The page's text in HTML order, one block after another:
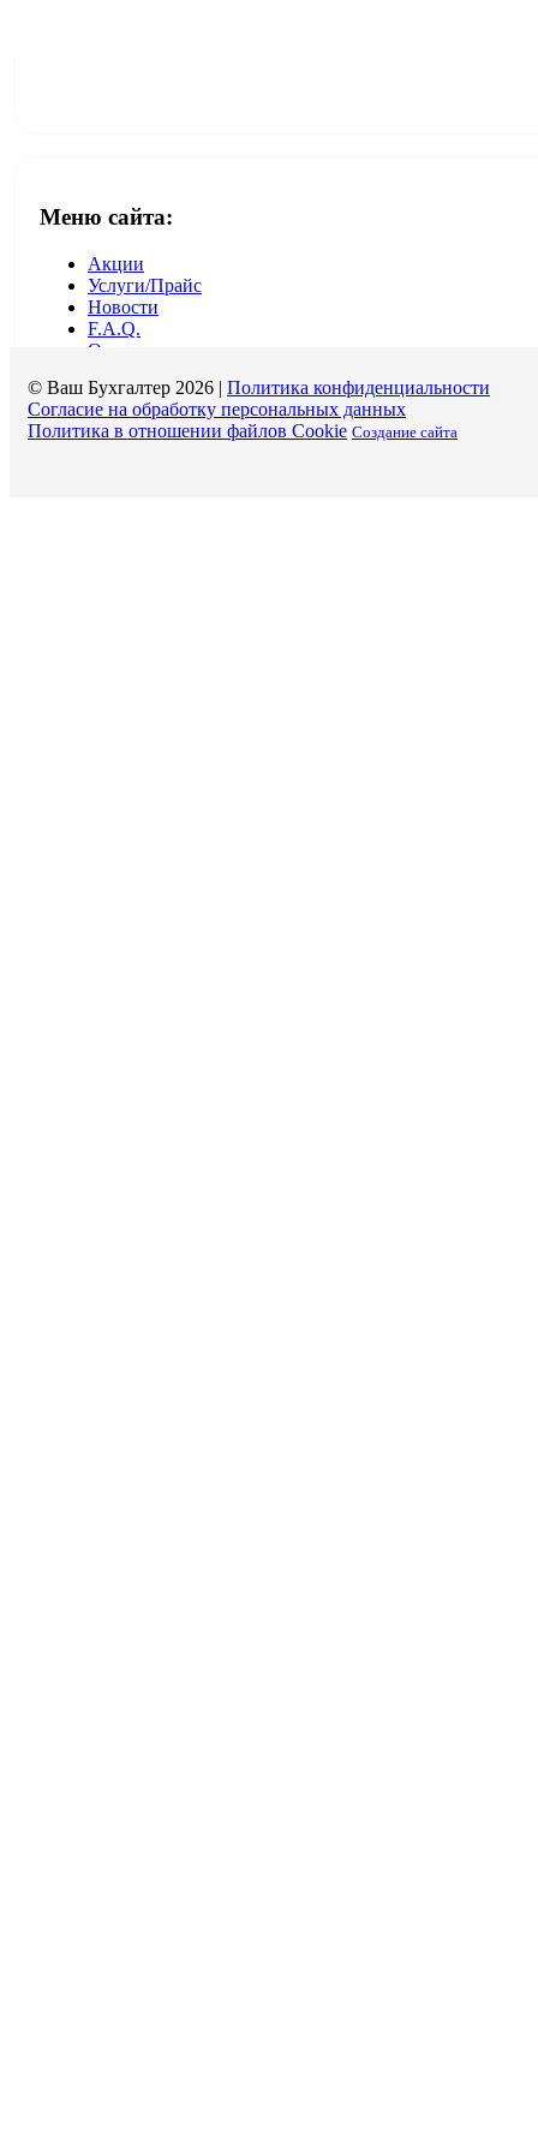
Меню сайта:
Акции
Услуги/Прайс
Новости
F.A.Q.
О нас
© Ваш Бухгалтер 2026 | Политика конфиденциальности
Согласие на обработку персональных данных
Политика в отношении файлов Cookie Создание сайта